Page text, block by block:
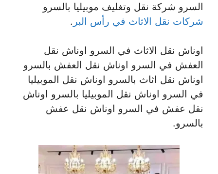
السرو شركة نقل وتغليف موبيليا بالسرو
شركات نقل الاثاث في رأس البر .
اوناش نقل الاثاث في السرو اوناش نقل
العفش في السرو اوناش نقل العفش بالسرو
اوناش نقل اثاث بالسرو اوناش نقل الموبيليا
في السرو اوناش نقل الموبيليا بالسرو اوناش
نقل عفش في السرو اوناش نقل عفش
بالسرو.